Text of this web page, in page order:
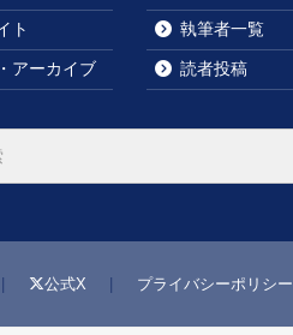
ト
アーカイブ
執筆者一覧
読者投稿
公式X プライバシーポリシー